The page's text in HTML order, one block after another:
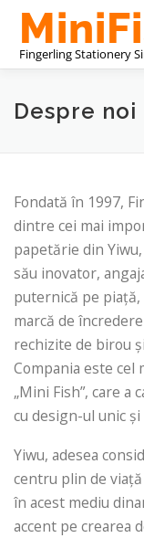
Sari
conținut
PRODUCĂTOR
Despre noi
Fondată în 1997,
dintre cei mai
papetărie din
său inovator,
puternică pe
marcă de
rechizite de birou
Compania este cel
„Mini Fish”, care
cu design-ul unic
Yiwu, adesea
centru plin de
în acest mediu
accent pe crearea